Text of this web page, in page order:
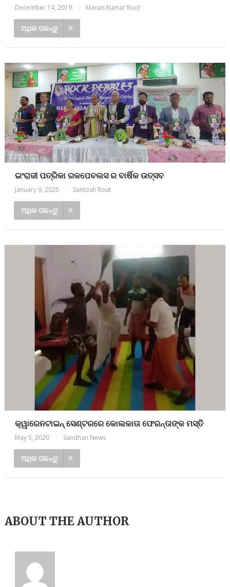
December 14, 2019 Manas Kumar Rout
ଅଧିକ ପଢନ୍ତୁ
ଇଂରାଜୀ ପତ୍ରିକା ରକପେବଲସ ର ବାର୍ଷିକ ଉତ୍ସବ
January 9, 2025 Santosh Rout
ଅଧିକ ପଢନ୍ତୁ
କ୍ୱାରେନଟାଇନ୍ ସେଣ୍ଟରରେ କୋଲକାତା ଫେରନ୍ତାଙ୍କ ମସ୍ତି
May 5, 2020 Sandhan News
ଅଧିକ ପଢନ୍ତୁ
ABOUT THE AUTHOR